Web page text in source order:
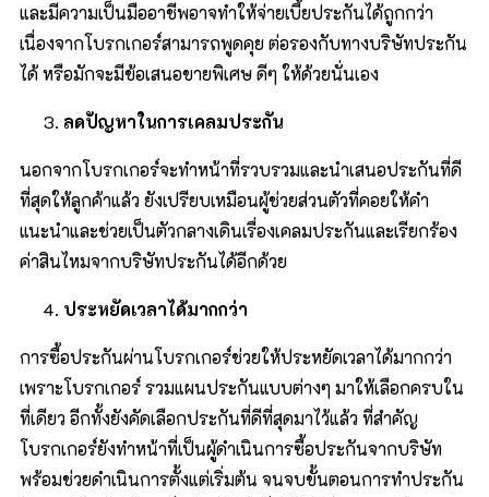
และมีความเป็นมืออาชีพอาจทำให้จ่ายเบี้ยประกันได้ถูกกว่า
เนื่องจากโบรกเกอร์สามารถพูดคุย ต่อรองกับทางบริษัทประกัน
ได้ หรือมักจะมีข้อเสนอขายพิเศษ ดีๆ ให้ด้วยนั่นเอง
ลดปัญหาในการเคลมประกัน
นอกจากโบรกเกอร์จะทำหน้าที่รวบรวมและนำเสนอประกันที่ดี
ที่สุดให้ลูกค้าแล้ว ยังเปรียบเหมือนผู้ช่วยส่วนตัวที่คอยให้คำ
แนะนำและช่วยเป็นตัวกลางเดินเรื่องเคลมประกันและเรียกร้อง
ค่าสินไหมจากบริษัทประกันได้อีกด้วย
ประหยัดเวลาได้มากกว่า
การซื้อประกันผ่านโบรกเกอร์ช่วยให้ประหยัดเวลาได้มากกว่า
เพราะโบรกเกอร์ รวมแผนประกันแบบต่างๆ มาให้เลือกครบใน
ที่เดียว อีกทั้งยังคัดเลือกประกันที่ดีที่สุดมาไว้แล้ว ที่สำคัญ
โบรกเกอร์ยังทำหน้าที่เป็นผู้ดำเนินการซื้อประกันจากบริษัท
พร้อมช่วยดำเนินการตั้งแต่เริ่มต้น จนจบขั้นตอนการทำประกัน